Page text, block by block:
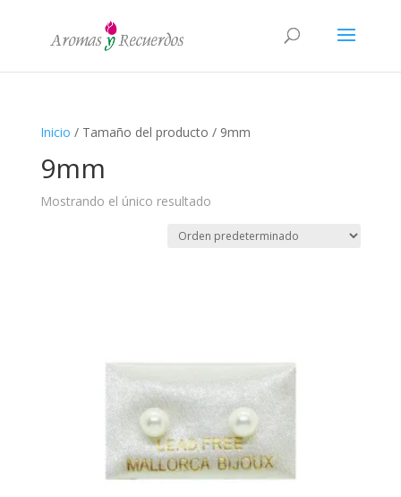
Inicio / Tamaño del producto / 9mm
9mm
Mostrando el único resultado